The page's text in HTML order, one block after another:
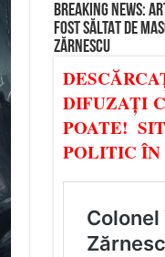
BREAKING NEWS:
FOST SĂLTAT DE
ZĂRNESCU
DIFUZAȚI
POATE!
POLITIC ÎN